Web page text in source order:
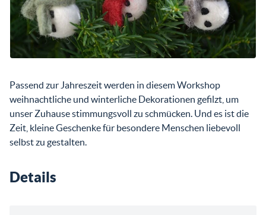
Passend zur Jahreszeit werden in diesem Workshop
weihnachtliche und winterliche Dekorationen gefilzt, um
unser Zuhause stimmungsvoll zu schmücken. Und es ist die
Zeit, kleine Geschenke für besondere Menschen liebevoll
selbst zu gestalten.
Details